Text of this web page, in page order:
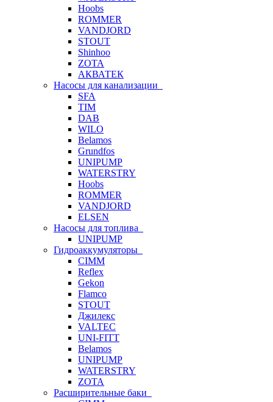
Hoobs
ROMMER
VANDJORD
STOUT
Shinhoo
ZOTA
АКВАТЕК
Насосы для канализации
SFA
TIM
DAB
WILO
Belamos
Grundfos
UNIPUMP
WATERSTRY
Hoobs
ROMMER
VANDJORD
ELSEN
Насосы для топлива
UNIPUMP
Гидроаккумуляторы
CIMM
Reflex
Gekon
Flamco
STOUT
Джилекс
VALTEC
UNI-FITT
Belamos
UNIPUMP
WATERSTRY
ZOTA
Расширительные баки